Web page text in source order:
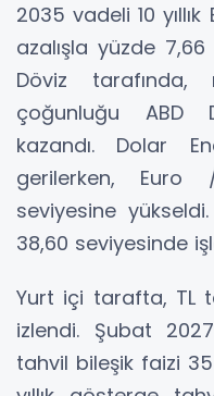
2035 vadeli 10
azalışla yüzde
Döviz
çoğunluğu ABD
kazandı. Dolar
gerilerken, Euro
seviyesine
38,60 seviyesinde
Yurt içi tarafta, TL
izlendi. Şubat
tahvil bileşik faizi